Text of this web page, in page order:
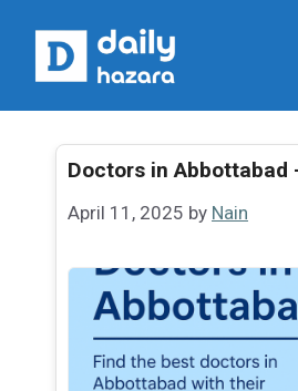
content
Doctors in Abbottabad
April 11, 2025 by Nain